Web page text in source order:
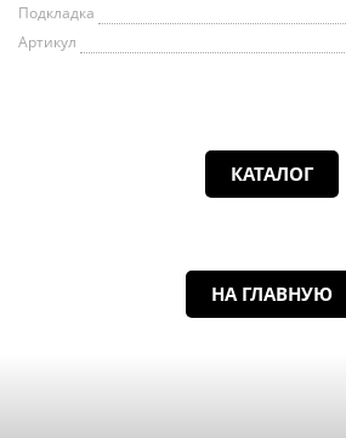
Подкладка
Артикул
КАТАЛОГ
НА ГЛАВНУЮ